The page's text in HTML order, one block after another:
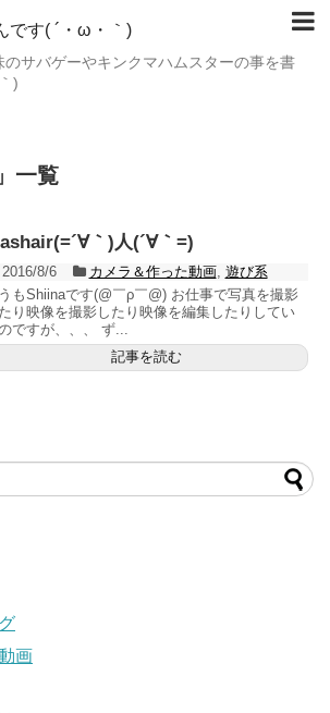
です( ´・ω・｀)
サバゲーやキンクマハムスターの事を書
)
一覧
｀)人(´∀｀=)
2016/8/6 カメラ＆作った動画, 遊び系
もShiinaです(@￣ρ￣@) お仕事で写真を撮影
り映像を撮影したり映像を編集したりしてい
ですが、、、 ず...
記事を読む
画